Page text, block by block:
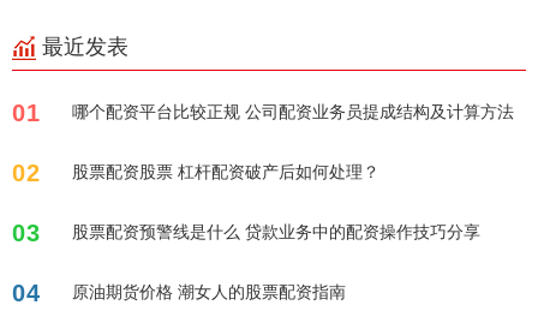
最近发表
01 哪个配资平台比较正规 公司配资业务员提成结构及计算方法
02 股票配资股票 杠杆配资破产后如何处理？
03 股票配资预警线是什么 贷款业务中的配资操作技巧分享
04 原油期货价格 潮女人的股票配资指南